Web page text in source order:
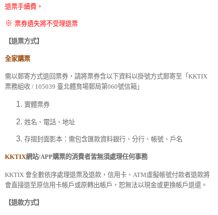
退票手續費。
※ 票券遺失將不受理退票
【退票方式】
全家購票
需以郵寄方式退回票券，請將票券含以下資料以掛號方式郵寄至 「 KKTIX
票務組收 / 105039 臺北體育場郵局第060號信箱」
實體票券
姓名、電話、地址
存摺封面影本：需包含匯款資料銀行、分行、帳號、戶名
KKTIX網站/APP購票的消費者皆無須處理任何事務
KKTIX 會全數依序處理退票及退款，信用卡、 ATM虛擬帳號付款者退款將
會直接退至原信用卡帳戶或原轉出帳戶，恕無法以現金或更換帳戶退還。
【退款方式】